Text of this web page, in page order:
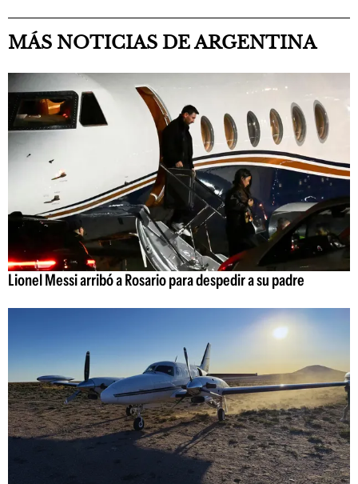
MÁS NOTICIAS DE ARGENTINA
Lionel Messi arribó a Rosario para despedir a su padre